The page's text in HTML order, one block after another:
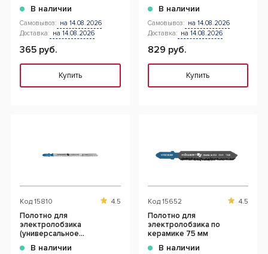
В наличии
Самовывоз: на 14.08.2026
Доставка: на 14.08.2026
365 руб.
Купить
В наличии
Самовывоз: на 14.08.2026
Доставка: на 14.08.2026
829 руб.
Купить
Код 15810 4.5
Полотно для
электролобзика
(универсальное
В наличии
Код 15652 4.5
Полотно для
электролобзика по
керамике 75 мм
В наличии